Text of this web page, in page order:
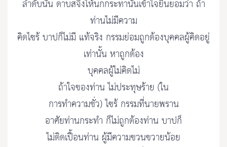
ลำดับนั้น ดาบสจึงให้นกกระทานั้นเข้าใจยินยอมว่า ถ้า
ท่านไม่มีความ
คิดไซร้ บาปก็ไม่มี แท้จริง กรรมย่อมถูกต้องบุคคลผู้คิดอยู่
เท่านั้น หาถูกต้อง
บุคคลผู้ไม่คิดไม่
ถ้าใจของท่าน ไม่ประทุษร้าย (ใน
การทำความชั่ว) ไซร้ กรรมที่นายพราน
อาศัยท่านกระทำ ก็ไม่ถูกต้องท่าน บาปก็
ไม่ติดเปื้อนท่าน ผู้มีความขวนขวายน้อย